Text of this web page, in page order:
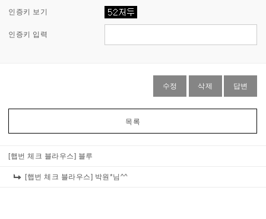
인증키 보기
인증키 입력
수정 삭제 답변
목록
[햅번 체크 블라우스] 블루
[햅번 체크 블라우스] 박원*님^^